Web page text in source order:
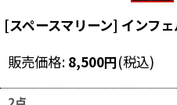
[スペースマリーン] インフ
販売価格: 8,500円(税込)